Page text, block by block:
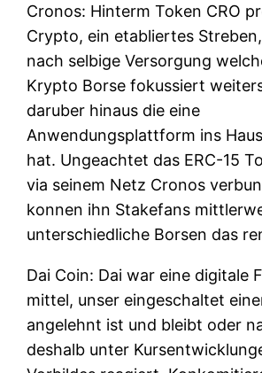
Cronos: Hinterm Token CRO
Crypto, ein etabliertes
nach selbige Versorgung
Krypto Borse fokussiert
daruber hinaus die eine
Anwendungsplattform ins
hat. Ungeachtet das ERC-15
via seinem Netz Cronos
konnen ihn Stakefans
unterschiedliche Borsen das
Dai Coin: Dai war eine digitale
mittel, unser eingeschaltet
angelehnt ist und bleibt oder
deshalb unter